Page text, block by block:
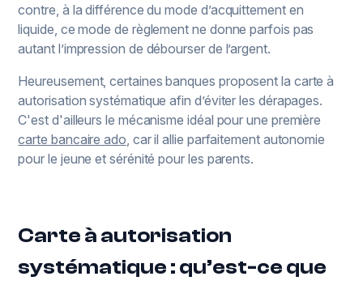
contre, à la différence du mode d’acquittement en
liquide, ce mode de règlement ne donne parfois pas
autant l’impression de débourser de l’argent.
Heureusement, certaines banques proposent la carte à
autorisation systématique afin d’éviter les dérapages.
C'est d'ailleurs le mécanisme idéal pour une première
carte bancaire ado , car il allie parfaitement autonomie
pour le jeune et sérénité pour les parents.
Carte à autorisation
systématique : qu’est-ce que